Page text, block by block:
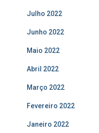
Julho 2022
Junho 2022
Maio 2022
Abril 2022
Março 2022
Fevereiro 2022
Janeiro 2022